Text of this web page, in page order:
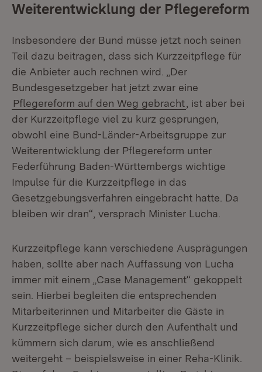
Weiterentwicklung der Pflegereform
Insbesondere der Bund müsse jetzt noch seinen
Teil dazu beitragen, dass sich Kurzzeitpflege für
die Anbieter auch rechnen wird. „Der
Bundesgesetzgeber hat jetzt zwar eine
Pflegereform auf den Weg gebracht , ist aber bei
der Kurzzeitpflege viel zu kurz gesprungen,
obwohl eine Bund-Länder-Arbeitsgruppe zur
Weiterentwicklung der Pflegereform unter
Federführung Baden-Württembergs wichtige
Impulse für die Kurzzeitpflege in das
Gesetzgebungsverfahren eingebracht hatte. Da
bleiben wir dran“, versprach Minister Lucha.
Kurzzeitpflege kann verschiedene Ausprägungen
haben, sollte aber nach Auffassung von Lucha
immer mit einem „Case Management“ gekoppelt
sein. Hierbei begleiten die entsprechenden
Mitarbeiterinnen und Mitarbeiter die Gäste in
Kurzzeitpflege sicher durch den Aufenthalt und
kümmern sich darum, wie es anschließend
weitergeht – beispielsweise in einer Reha-Klinik.